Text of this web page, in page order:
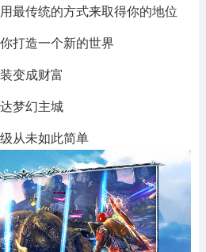
最传统的方式来取得你的地位
打造一个新的世界
变成财富
梦幻主城
从未如此简单